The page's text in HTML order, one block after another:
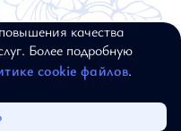
Корзина
качества
Более подробную
cookie файлов.